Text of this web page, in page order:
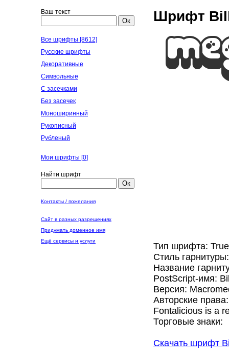
Ваш текст
Ок
Все шрифты [8612]
Русские шрифты
Декоративные
Символьные
С засечками
Без засечек
Моноширинный
Рукописный
Рубленый
Мои шрифты [0]
Найти шрифт
Ок
Контакты / пожелания
Сайт в разных разрешениях
Придумать доменное имя
Ещё сервисы и услуги
Шрифт
Тип шрифта:
Стиль
Название
PostScript-имя:
Версия:
Авторские
Fontalicious is a
Торговые знаки:
Скачать шрифт